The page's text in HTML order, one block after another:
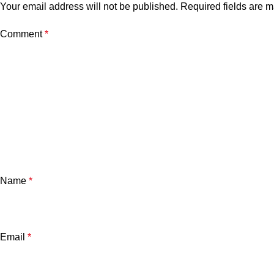
Your email address will not be published. Required fields are
Comment*
Name *
Email *